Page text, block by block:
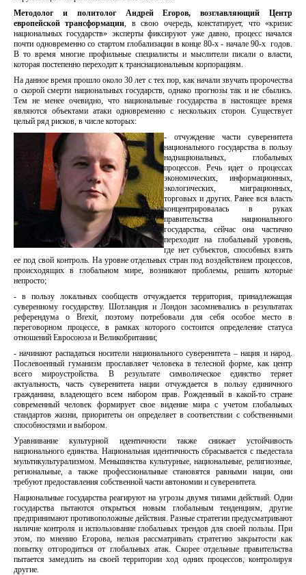
Методолог и политолог Андрей Егоров, возглавляющий Центр
европейской трансформации, в свою очередь, констатирует, что «кризис
национальных государств» эксперты фиксируют уже давно, процесс начался
почти одновременно со стартом глобализации в конце 80-х - начале 90-х годов.
В то время многие профильные специалисты и мыслители писали о власти,
которая постепенно переходит к транснациональным корпорациям.
На данное время прошло около 30 лет с тех пор, как начали звучать пророчества
о скорой смерти национальных государств, однако прогнозы так и не сбылись.
Тем не менее очевидно, что национальные государства в настоящее время
являются объектами атаки одновременно с нескольких сторон. Существует
целый ряд рисков, в числе которых:
- отчуждение части суверенитета
национального государства в пользу
наднациональных, глобальных
процессов. Речь идет о процессах
экономических, информационных,
экологических, миграционных,
торговых и других. Ранее вся власть
концентрировалась в руках
правительства национального
государства, сейчас она частично
переходит на глобальный уровень,
где нет субъектов, способных взять
ее под свой контроль. На уровне отдельных стран под воздействием процессов,
происходящих в глобальном мире, возникают проблемы, решить которые
непросто;
- в пользу локальных сообществ отчуждается территория, принадлежащая
суверенному государству. Шотландия и Лондон засомневались в результатах
референдума о Brexit, поэтому потребовали для себя особое место в
переговорном процессе, в рамках которого состоится определение статуса
отношений Евросоюза и Великобритании;
- начинают распадаться носители национального суверенитета – нация и народ.
Послевоенный гуманизм прославляет человека в телесной форме, как центр
всего мироустройства. В результате символическое единство теряет
актуальность, часть суверенитета нации отчуждается в пользу единичного
гражданина, владеющего всем набором прав. Рожденный в какой-то стране
современный человек формирует свое видение мира с учетом глобальных
стандартов жизни, приоритеты он определяет в соответствии с собственными
способностями и выбором.
Уравнивание культурной идентичности также снижает устойчивость
национального единства. Национальная идентичность сбрасывается с пьедестала
мультикультурализмом. Меньшинства культурные, национальные, религиозные,
региональные, а также профессиональные становятся равными нации, они
требуют предоставления собственной части автономии и суверенитета.
Национальные государства реагируют на угрозы двумя типами действий. Одни
государства пытаются открыться новым глобальным тенденциям, другие
предпринимают противоположные действия. Разные стратегии предусматривают
наличие контроля и использование глобальных трендов для своей пользы. При
этом, по мнению Егорова, нельзя рассматривать стратегию закрытости как
попытку отгородиться от глобальных атак. Скорее отдельные правительства
пытается замедлить на своей территории ход одних процессов, контролируя
другие.